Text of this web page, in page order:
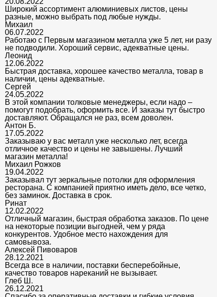
Широкий ассортимент алюминиевых листов, цены
разные, можно выбрать под любые нужды.
Михаил
06.07.2022
Работаю с Первым магазином металла уже 5 лет, ни разу
не подводили. Хороший сервис, адекватные цены.
Леонид
12.06.2022
Быстрая доставка, хорошее качество металла, товар в
наличии, цены адекватные.
Сергей
24.05.2022
В этой компании толковые менеджеры, если надо –
помогут подобрать, оформить все. И заказы тут быстро
доставляют. Обращался не раз, всем доволен.
Антон Б.
17.05.2022
Заказываю у вас металл уже несколько лет, всегда
отличное качество и цены не завышены. Лучший
магазин металла!
Михаил Рожков
19.04.2022
Заказывал тут зеркальные потолки для оформления
ресторана. С компанией приятно иметь дело, все четко,
без заминок. Доставка в срок.
Ринат
12.02.2022
Отличный магазин, быстрая обработка заказов. По цене
на некоторые позиции выгодней, чем у ряда
конкурентов. Удобное место нахождения для
самовывоза.
Алексей Пивоваров
28.12.2021
Всегда все в наличии, поставки бесперебойные,
качество товаров нареканий не вызывает.
Глеб Ш.
26.12.2021